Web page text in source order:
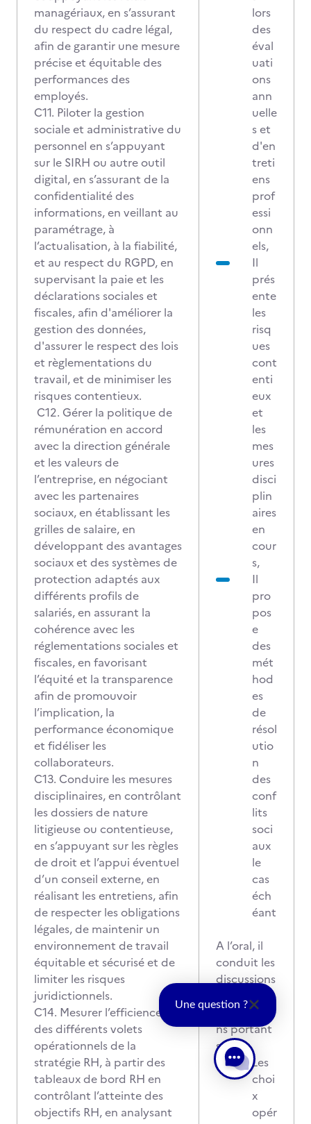
managériaux, en s’assurant
du respect du cadre légal,
afin de garantir une mesure
précise et équitable des
performances des
employés.
C11. Piloter la gestion
sociale et administrative du
personnel en s’appuyant
sur le SIRH ou autre outil
digital, en s’assurant de la
confidentialité des
informations, en veillant au
paramétrage, à
l’actualisation, à la fiabilité,
et au respect du RGPD, en
supervisant la paie et les
déclarations sociales et
fiscales, afin d'améliorer la
gestion des données,
d'assurer le respect des lois
et règlementations du
travail, et de minimiser les
risques contentieux.
C12. Gérer la politique de
rémunération en accord
avec la direction générale
et les valeurs de
l’entreprise, en négociant
avec les partenaires
sociaux, en établissant les
grilles de salaire, en
développant des avantages
sociaux et des systèmes de
protection adaptés aux
différents profils de
salariés, en assurant la
cohérence avec les
réglementations sociales et
fiscales, en favorisant
l’équité et la transparence
afin de promouvoir
l’implication, la
performance économique
et fidéliser les
collaborateurs.
C13. Conduire les mesures
disciplinaires, en contrôlant
les dossiers de nature
litigieuse ou contentieuse,
en s’appuyant sur les règles
de droit et l’appui éventuel
d’un conseil externe, en
réalisant les entretiens, afin
de respecter les obligations
légales, de maintenir un
environnement de travail
équitable et sécurisé et de
limiter les risques
juridictionnels.
C14. Mesurer l’efficience
des différents volets
opérationnels de la
stratégie RH, à partir des
tableaux de bord RH en
contrôlant l’atteinte des
objectifs RH, en analysant
lors
des
éval
uati
ons
ann
uelle
s et
d'en
treti
ens
prof
essi
onn
els,
Il
prés
ente
les
risq
ues
cont
enti
eux
et
les
mes
ures
disci
plin
aires
en
cour
s,
Il
pro
pos
e
des
mét
hod
es
de
résol
utio
n
des
conf
lits
soci
aux
le
cas
éch
éant
A l’oral, il
conduit les
discussions
et
négociatio
ns portant
sur :
Les
choi
x
opér
Une question ?